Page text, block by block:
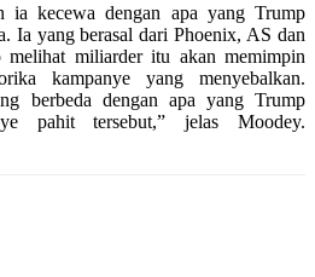
ia kecewa dengan apa yang Trump
Ia yang berasal dari Phoenix, AS dan
miliarder itu akan memimpin
kampanye yang menyebalkan.
berbeda dengan apa yang Trump
pahit tersebut,” jelas Moodey.